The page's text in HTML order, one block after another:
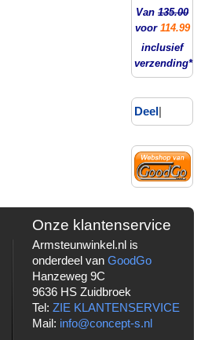
Van135.00
voor 114.99
inclusief
verzending*
Deel
Onze klantenservice
Armsteunwinkel.nl is
onderdeel van GoodGo
Hanzeweg 9C
9636 HS Zuidbroek
Tel: ZIE KLANTENSERVICE
Mail: info@concept-s.nl